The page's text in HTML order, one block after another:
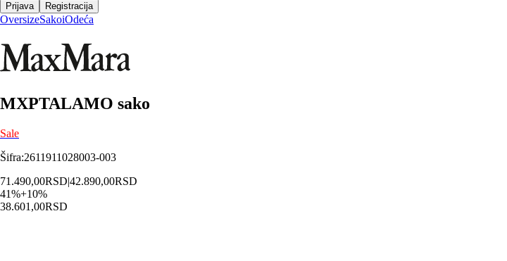
Prijava Registracija
OversizeSakoiOdeća
MXPTALAMO sako
Sale
Šifra:2611911028003-003
71.490,00RSD|42.890,00RSD
41%+10%
38.601,00RSD